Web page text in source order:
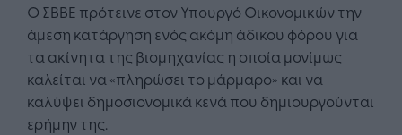
Ο ΣΒΒΕ πρότεινε στον Υπουργό Οικονομικών την
άμεση κατάργηση ενός ακόμη άδικου φόρου για
τα ακίνητα της βιομηχανίας η οποία μονίμως
καλείται να «πληρώσει το μάρμαρο» και να
καλύψει δημοσιονομικά κενά που δημιουργούνται
ερήμην της.